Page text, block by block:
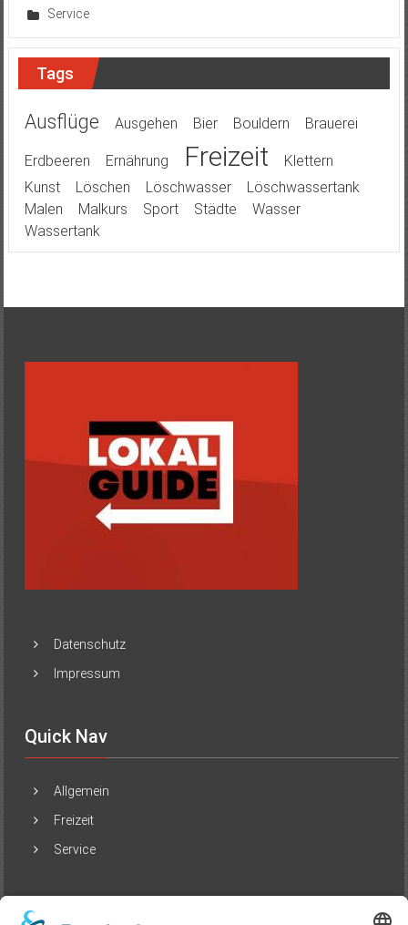
Service
Tags
Ausflüge Ausgehen Bier Bouldern Brauerei
Erdbeeren Ernährung Freizeit
Klettern
Kunst
Löschen Löschwasser
Löschwassertank
Malen
Malkurs Sport Städte
Wasser
Wassertank
Datenschutz
Impressum
Quick Nav
Allgemein
Freizeit
Service
Beliebte Beiträge